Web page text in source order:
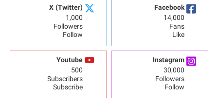
Facebook
14,000
Fans
Like
X (Twitter)
1,000
Followers
Follow
Instagram
30,000
Followers
Follow
Youtube
500
Subscribers
Subscribe